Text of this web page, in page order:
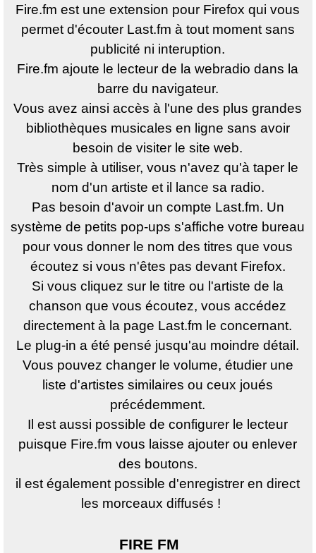
Fire.fm est une extension pour Firefox qui vous
permet d'écouter Last.fm à tout moment sans
publicité ni interuption.
Fire.fm ajoute le lecteur de la webradio dans la
barre du navigateur.
Vous avez ainsi accès à l'une des plus grandes
bibliothèques musicales en ligne sans avoir
besoin de visiter le site web.
Très simple à utiliser, vous n'avez qu'à taper le
nom d'un artiste et il lance sa radio.
Pas besoin d'avoir un compte Last.fm. Un
système de petits pop-ups s'affiche votre bureau
pour vous donner le nom des titres que vous
écoutez si vous n'êtes pas devant Firefox.
Si vous cliquez sur le titre ou l'artiste de la
chanson que vous écoutez, vous accédez
directement à la page Last.fm le concernant.
Le plug-in a été pensé jusqu'au moindre détail.
Vous pouvez changer le volume, étudier une
liste d'artistes similaires ou ceux joués
précédemment.
Il est aussi possible de configurer le lecteur
puisque Fire.fm vous laisse ajouter ou enlever
des boutons.
il est également possible d'enregistrer en direct
les morceaux diffusés !
FIRE FM